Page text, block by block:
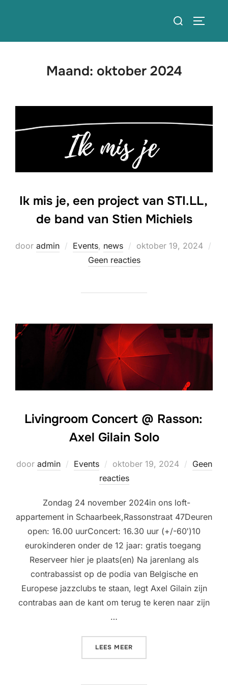
Zoek
Maand: oktober 2024
Ik mis je, een project van STI.LL,
de band van Stien Michiels
door admin Events, news
Geplaatst
op
oktober 19, 2024
Geen reacties
Livingroom Concert @ Rasson:
Axel Gilain Solo
door admin Events
Geplaatst
op
oktober 19, 2024
Geen
reacties
Zondag 24 november 2024in ons loft-
appartement in Schaarbeek,Rassonstraat 47Deuren
open: 16.00 uurConcert: 16.30 uur (+/-60′)10
eurokinderen onder de 12 jaar: gratis toegang
Reserveer hier je plaats(en) Na jarenlang als
contrabassist op de podia van Belgische en
Europese jazzclubs te staan, legt Axel Gilain zijn
contrabas aan de kant om terug te keren naar zijn
…
LEES MEER